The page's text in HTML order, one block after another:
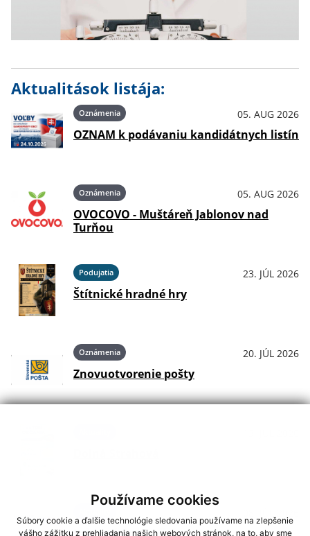
Používame cookies
Súbory cookie a ďalšie technológie sledovania používame na zlepšenie
vášho zážitku z prehliadania našich webových stránok, na to, aby sme
Aktualitások listája:
Oznámenia 05. AUG 2026
OZNAM k podávaniu kandidátnych listín
Oznámenia 05. AUG 2026
OVOCOVO - Muštáreň Jablonov nad
Turňou
Podujatia 23. JÚL 2026
Štítnické hradné hry
Oznámenia 20. JÚL 2026
Znovuotvorenie pošty